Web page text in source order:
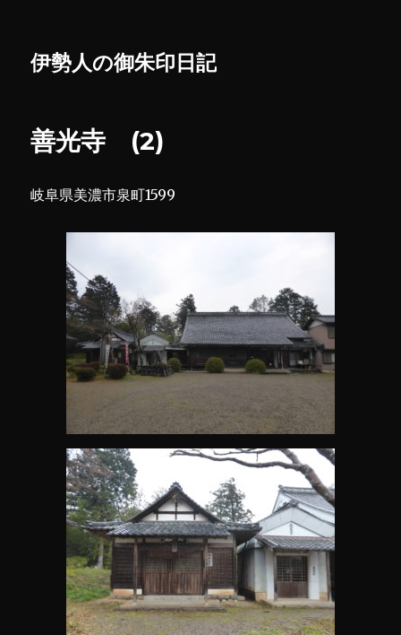
伊勢人の御朱印日記
善光寺 (2)
岐阜県美濃市泉町1599